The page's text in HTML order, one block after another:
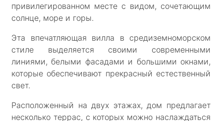
привилегированном месте с видом, сочетающим
солнце, море и горы.
Эта впечатляющая вилла в средиземноморском
стиле выделяется своими современными
линиями, белыми фасадами и большими окнами,
которые обеспечивают прекрасный естественный
свет.
Расположенный на двух этажах, дом предлагает
несколько террас, с которых можно наслаждаться